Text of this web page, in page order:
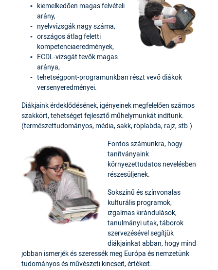
kiemelkedően magas felvételi
arány,
nyelvvizsgák nagy száma,
országos átlag feletti
kompetenciaeredmények,
ECDL-vizsgát tevők magas
aránya,
tehetségpont-programunkban részt vevő diákok
versenyeredményei.
Diákjaink érdeklődésének, igényeinek megfelelően számos
szakkört, tehetséget fejlesztő műhelymunkát indítunk.
(természettudományos, média, sakk, röplabda, rajz, stb.)
Fontos számunkra, hogy
tanítványaink
környezettudatos nevelésben
részesüljenek.
Sokszínű és színvonalas
kulturális programok,
izgalmas kirándulások,
tanulmányi utak, táborok
szervezésével segítjük
diákjainkat abban, hogy mind
jobban ismerjék és szeressék meg Európa és nemzetünk
tudományos és művészeti kincseit, értékeit.